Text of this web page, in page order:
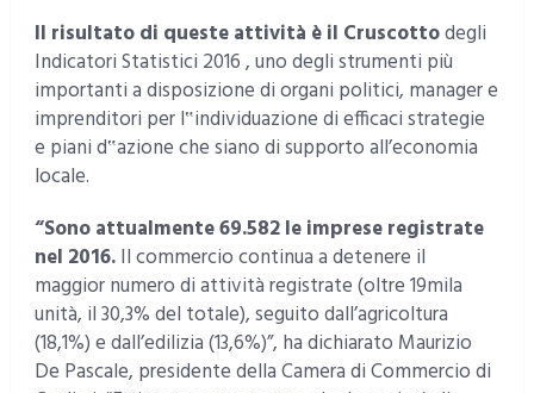
Il risultato di queste attività è il Cruscottodegli
Indicatori Statistici 2016 , uno degli strumenti più
importanti a disposizione di organi politici, manager e
imprenditori per l‟individuazione di efficaci strategie
e piani d‟azione che siano di supporto all’economia
locale.
“Sono attualmente 69.582 le imprese registrate
nel 2016.Il commercio continua a detenere il
maggior numero di attività registrate (oltre 19mila
unità, il 30,3% del totale), seguito dall’agricoltura
(18,1%) e dall’edilizia (13,6%)”, ha dichiarato Maurizio
De Pascale, presidente della Camera di Commercio di